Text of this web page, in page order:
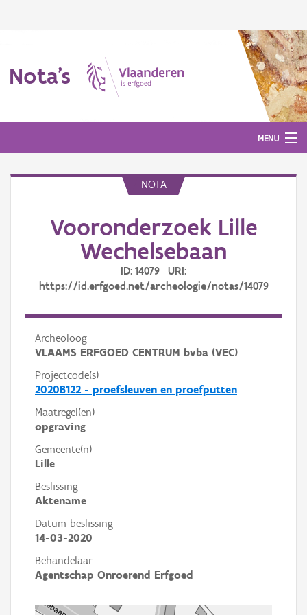
Nota's
MENU
Aanmelden
NOTA
Vooronderzoek Lille
Wechelsebaan
ID: 14079 URI:
https://id.erfgoed.net/archeologie/notas/14079
Archeoloog
VLAAMS ERFGOED CENTRUM bvba (VEC)
Projectcode(s)
2020B122 - proefsleuven en proefputten
Maatregel(en)
opgraving
Gemeente(n)
Lille
Beslissing
Aktename
Datum beslissing
14-03-2020
Behandelaar
Agentschap Onroerend Erfgoed